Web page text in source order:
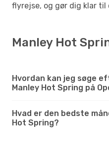
flyrejse, og gør dig klar
Manley Hot
Hvordan kan jeg søge
Manley Hot Spring på
Hvad er den bedste
Hot Spring?